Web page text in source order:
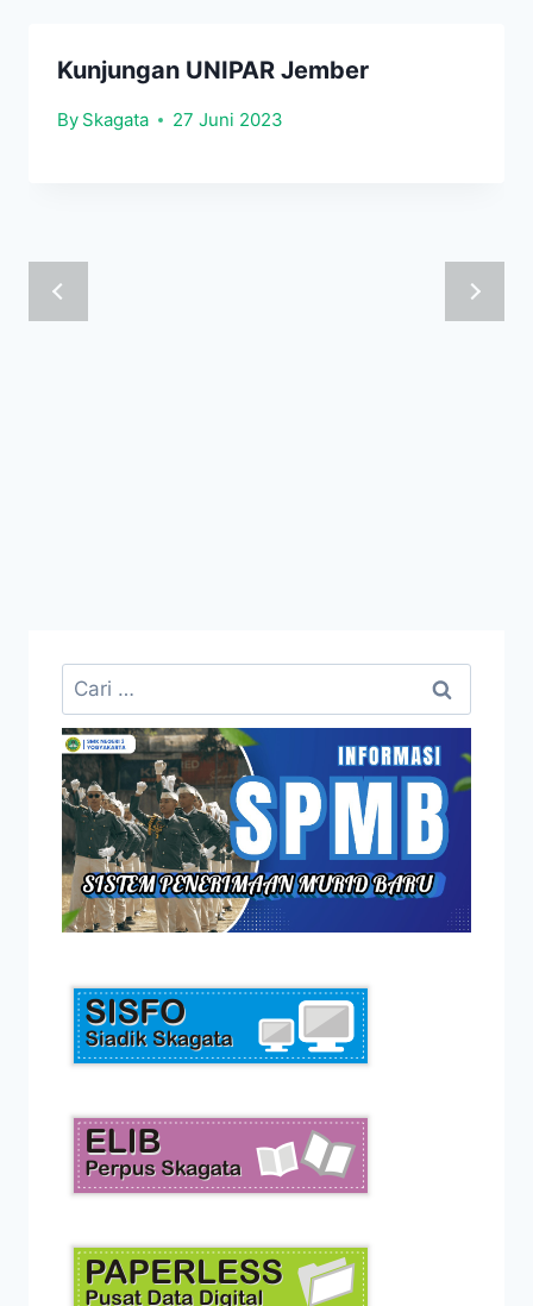
Kunjungan UNIPAR Jember
By Skagata 27 Juni 2023
Cari
untuk: